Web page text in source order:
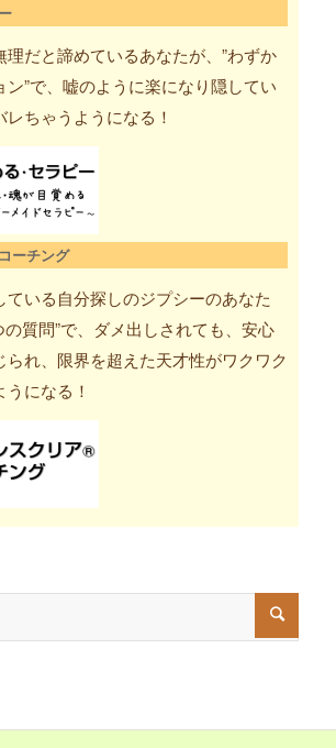
理だと諦めているあなたが、”わずか
”で、嘘のように楽になり隠してい
ちゃうようになる！
ーチング
ている自分探しのジプシーのあなた
の質問”で、ダメ出しされても、安心
られ、限界を超えた天才性がワクワク
になる！